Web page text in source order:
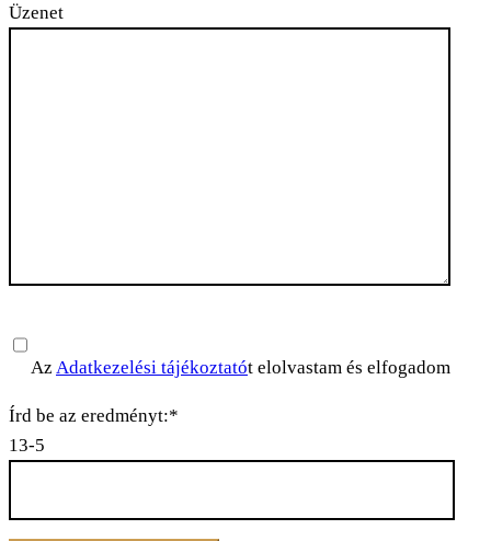
Üzenet
Please leave this field empty.
Az Adatkezelési tájékoztatót elolvastam és elfogadom
Írd be az eredményt:*
13-5